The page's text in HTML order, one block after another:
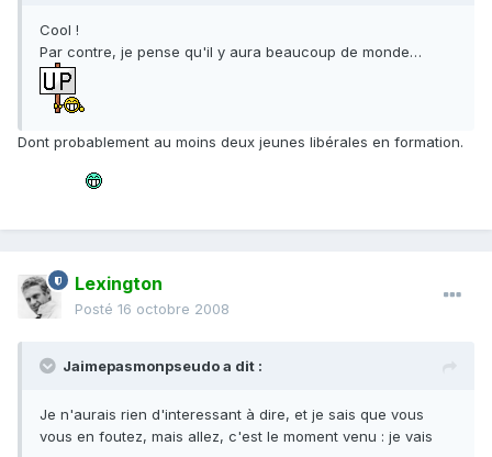
Cool !
Par contre, je pense qu'il y aura beaucoup de monde…
Dont probablement au moins deux jeunes libérales en formation.
Lexington
Posté 16 octobre 2008
Jaimepasmonpseudo a dit :
Je n'aurais rien d'interessant à dire, et je sais que vous
vous en foutez, mais allez, c'est le moment venu : je vais